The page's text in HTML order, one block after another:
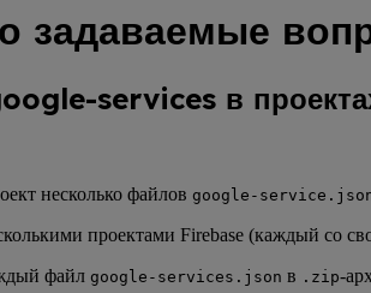
задаваемые
services в
несколько файлов google-
проектами Firebase (каждый со
файл google-services.json в .zip-